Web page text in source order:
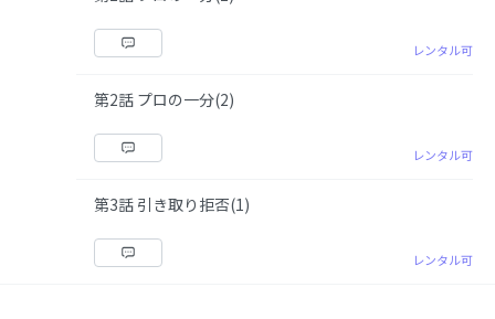
レンタル可
第2話 プロの一分(2)
レンタル可
第3話 引き取り拒否(1)
レンタル可